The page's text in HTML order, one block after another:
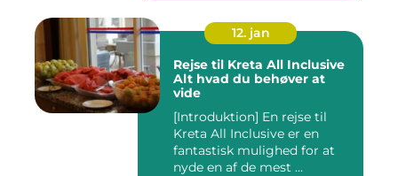
12. jan
Rejse til Kreta All Inclusive
Alt hvad du behøver at
vide
[Introduktion] En rejse til
Kreta All Inclusive er en
fantastisk mulighed for at
nyde en af de mest ...